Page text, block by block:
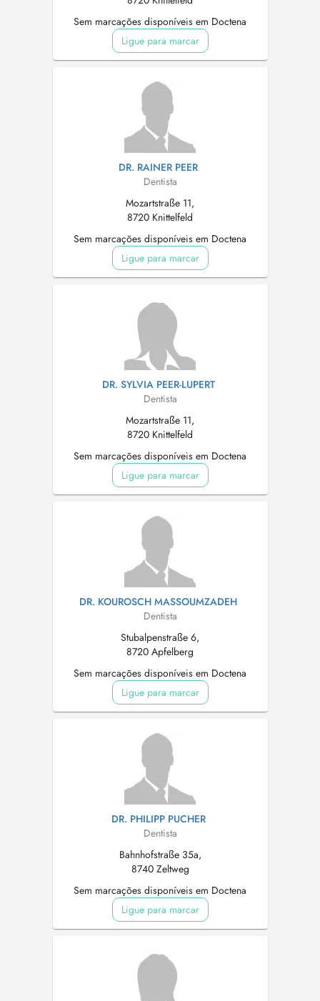
Sem marcações disponíveis em Doctena
Ligue para marcar
DR. RAINER PEER
Dentista
Mozartstraße 11,
8720 Knittelfeld
Sem marcações disponíveis em Doctena
Ligue para marcar
DR. SYLVIA PEER-LUPERT
Dentista
Mozartstraße 11,
8720 Knittelfeld
Sem marcações disponíveis em Doctena
Ligue para marcar
DR. KOUROSCH MASSOUMZADEH
Dentista
Stubalpenstraße 6,
8720 Apfelberg
Sem marcações disponíveis em Doctena
Ligue para marcar
DR. PHILIPP PUCHER
Dentista
Bahnhofstraße 35a,
8740 Zeltweg
Sem marcações disponíveis em Doctena
Ligue para marcar